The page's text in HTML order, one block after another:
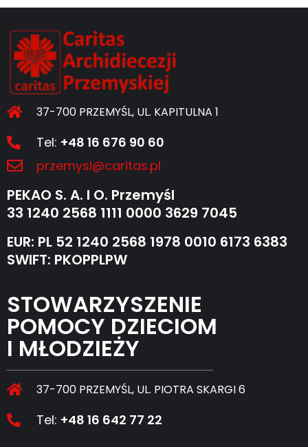
37-700 PRZEMYŚL, UL. KAPITULNA 1
Tel: +48 16 676 90 60
przemysl@caritas.pl
PEKAO S. A. I O. Przemyśl
33 1240 2568 1111 0000 3629 7045
EUR: PL 52 1240 2568 1978 0010 6173 6383
SWIFT: PKOPPLPW
STOWARZYSZENIE
POMOCY DZIECIOM
I MŁODZIEŻY
37-700 PRZEMYŚL, UL. PIOTRA SKARGI 6
Tel: +48 16 642 77 22